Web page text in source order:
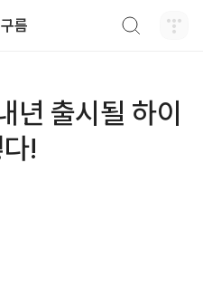
름
년 출시될 하이
!